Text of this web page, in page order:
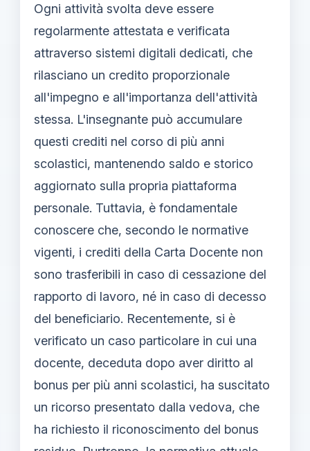
Ogni attività svolta deve essere
regolarmente attestata e verificata
attraverso sistemi digitali dedicati, che
rilasciano un credito proporzionale
all'impegno e all'importanza dell'attività
stessa. L'insegnante può accumulare
questi crediti nel corso di più anni
scolastici, mantenendo saldo e storico
aggiornato sulla propria piattaforma
personale. Tuttavia, è fondamentale
conoscere che, secondo le normative
vigenti, i crediti della Carta Docente non
sono trasferibili in caso di cessazione del
rapporto di lavoro, né in caso di decesso
del beneficiario. Recentemente, si è
verificato un caso particolare in cui una
docente, deceduta dopo aver diritto al
bonus per più anni scolastici, ha suscitato
un ricorso presentato dalla vedova, che
ha richiesto il riconoscimento del bonus